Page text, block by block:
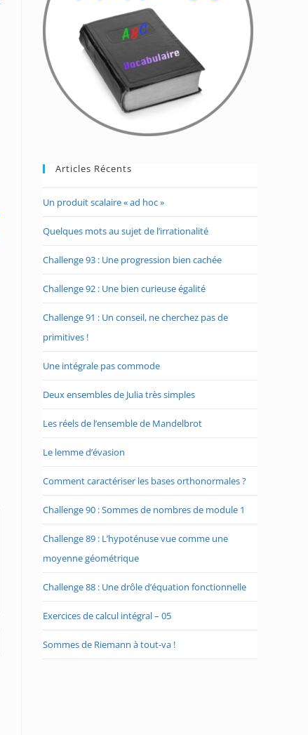
Articles Récents
Un produit scalaire « ad hoc »
Quelques mots au sujet de l’irrationalité
Challenge 93 : Une progression bien cachée
Challenge 92 : Une bien curieuse égalité
Challenge 91 : Un conseil, ne cherchez pas de
primitives !
Une intégrale pas commode
Deux ensembles de Julia très simples
Les réels de l’ensemble de Mandelbrot
Le lemme d’évasion
Comment caractériser les bases orthonormales ?
Challenge 90 : Sommes de nombres de module 1
Challenge 89 : L’hypoténuse vue comme une
moyenne géométrique
Challenge 88 : Une drôle d’équation fonctionnelle
Exercices de calcul intégral – 05
Sommes de Riemann à tout-va !